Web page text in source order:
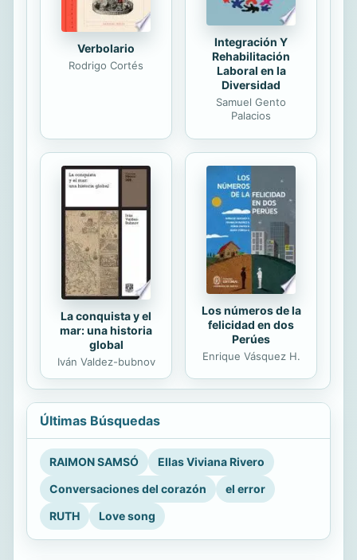
Verbolario
Rodrigo Cortés
Integración Y
Rehabilitación
Laboral en la
Diversidad
Samuel Gento
Palacios
La conquista y el
mar: una historia
global
Iván Valdez-bubnov
Los números de la
felicidad en dos
Perúes
Enrique Vásquez H.
Últimas Búsquedas
RAIMON SAMSÓ
Ellas Viviana Rivero
Conversaciones del corazón
el error
RUTH
Love song